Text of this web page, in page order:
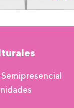
Semipresencial